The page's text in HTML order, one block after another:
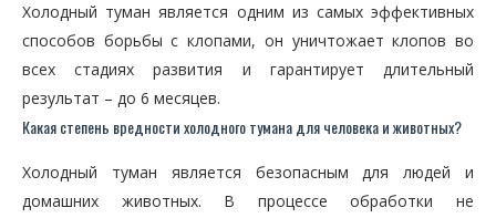
Холодный туман является одним из самых эффективных
способов борьбы с клопами, он уничтожает клопов во
всех стадиях развития и гарантирует длительный
результат – до 6 месяцев.
Какая степень вредности холодного тумана для человека и животных?
Холодный туман является безопасным для людей и
домашних животных. В процессе обработки не